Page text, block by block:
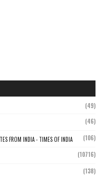
(49)
(46)
FROM INDIA - TIMES OF INDIA (106)
(10716)
(138)